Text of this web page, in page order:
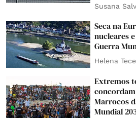
Susana
Seca na
nucleares
Guerra
Helena
Extremos
Marrocos
Mundial